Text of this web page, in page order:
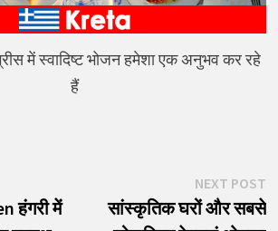
में स्वादिष्ट भोजन हमेशा एक अनुभव कर रहे
हैं
हंगरी में
NEXT POST
सांस्कृतिक घरों और सबसे